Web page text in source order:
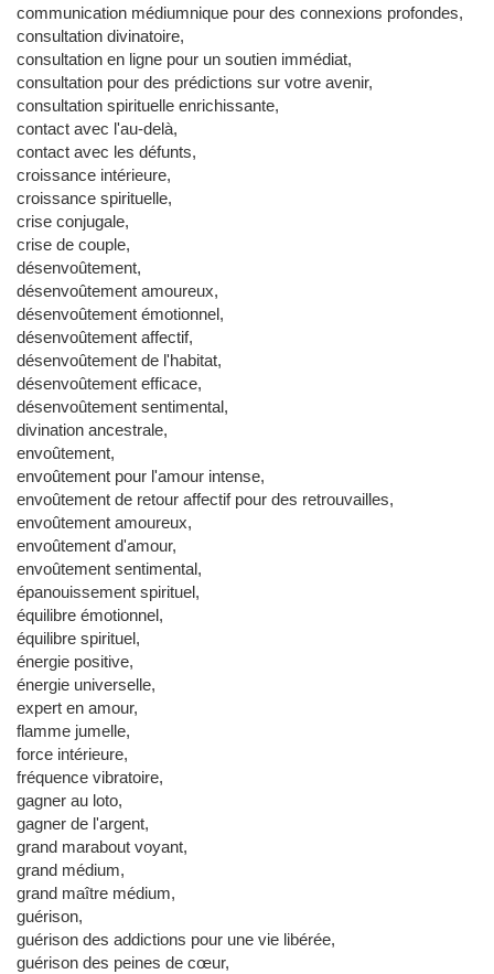
communication médiumnique pour des connexions profondes,
consultation divinatoire,
consultation en ligne pour un soutien immédiat,
consultation pour des prédictions sur votre avenir,
consultation spirituelle enrichissante,
contact avec l'au-delà,
contact avec les défunts,
croissance intérieure,
croissance spirituelle,
crise conjugale,
crise de couple,
désenvoûtement,
désenvoûtement amoureux,
désenvoûtement émotionnel,
désenvoûtement affectif,
désenvoûtement de l'habitat,
désenvoûtement efficace,
désenvoûtement sentimental,
divination ancestrale,
envoûtement,
envoûtement pour l'amour intense,
envoûtement de retour affectif pour des retrouvailles,
envoûtement amoureux,
envoûtement d'amour,
envoûtement sentimental,
épanouissement spirituel,
équilibre émotionnel,
équilibre spirituel,
énergie positive,
énergie universelle,
expert en amour,
flamme jumelle,
force intérieure,
fréquence vibratoire,
gagner au loto,
gagner de l'argent,
grand marabout voyant,
grand médium,
grand maître médium,
guérison,
guérison des addictions pour une vie libérée,
guérison des peines de cœur,